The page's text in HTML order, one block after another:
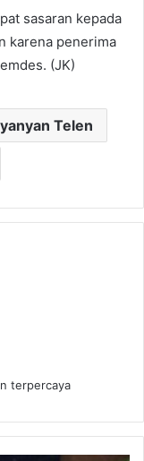
sasaran kepada
karena penerima
(JK)
Telen
terpercaya